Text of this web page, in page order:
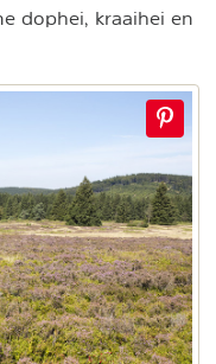
dophei, kraaihei en